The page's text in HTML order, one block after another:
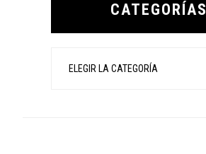
CATEGORÍAS